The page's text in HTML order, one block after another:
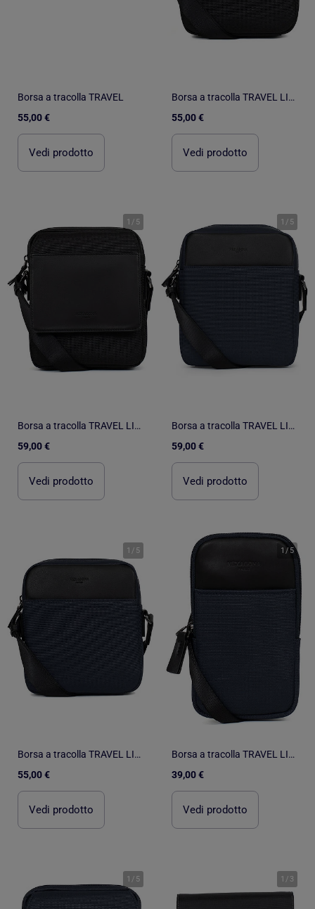
Borsa a tracolla TRAVEL
55,00 €
Vedi prodotto
Borsa a tracolla TRAVEL LIGHT
55,00 €
Vedi prodotto
1 / 5
Borsa a tracolla TRAVEL LIGHT
59,00 €
Vedi prodotto
1 / 5
Borsa a tracolla TRAVEL LIGHT
59,00 €
Vedi prodotto
1 / 5
Borsa a tracolla TRAVEL LIGHT
55,00 €
Vedi prodotto
1 / 5
Borsa a tracolla TRAVEL LIGHT
39,00 €
Vedi prodotto
1 / 5 1 / 3